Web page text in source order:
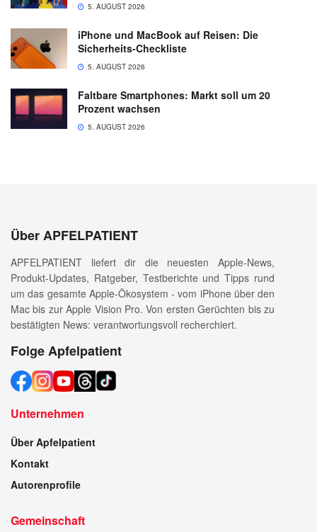
5. AUGUST 2026
iPhone und MacBook auf Reisen: Die
Sicherheits-Checkliste
5. AUGUST 2026
Faltbare Smartphones: Markt soll um 20
Prozent wachsen
5. AUGUST 2026
Über APFELPATIENT
APFELPATIENT liefert dir die neuesten Apple-News,
Produkt-Updates, Ratgeber, Testberichte und Tipps rund
um das gesamte Apple-Ökosystem - vom iPhone über den
Mac bis zur Apple Vision Pro. Von ersten Gerüchten bis zu
bestätigten News: verantwortungsvoll recherchiert.
Folge Apfelpatient
Unternehmen
Über Apfelpatient
Kontakt
Autorenprofile
Gemeinschaft